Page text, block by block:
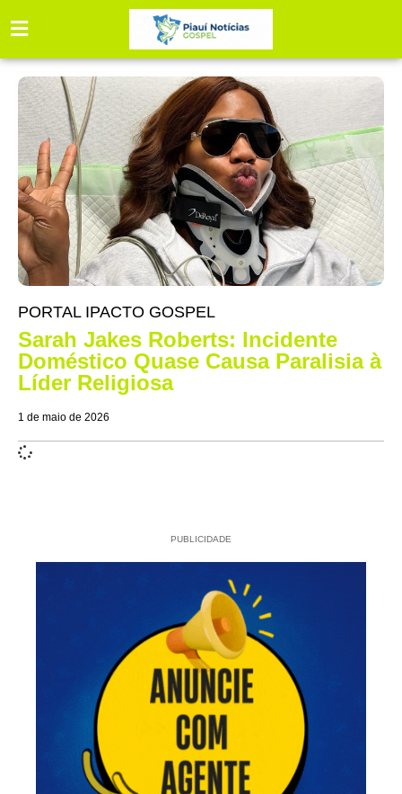
PORTAL IPACTO GOSPEL
Sarah Jakes Roberts: Incidente
Doméstico Quase Causa Paralisia à
Líder Religiosa
1 de maio de 2026
PUBLICIDADE